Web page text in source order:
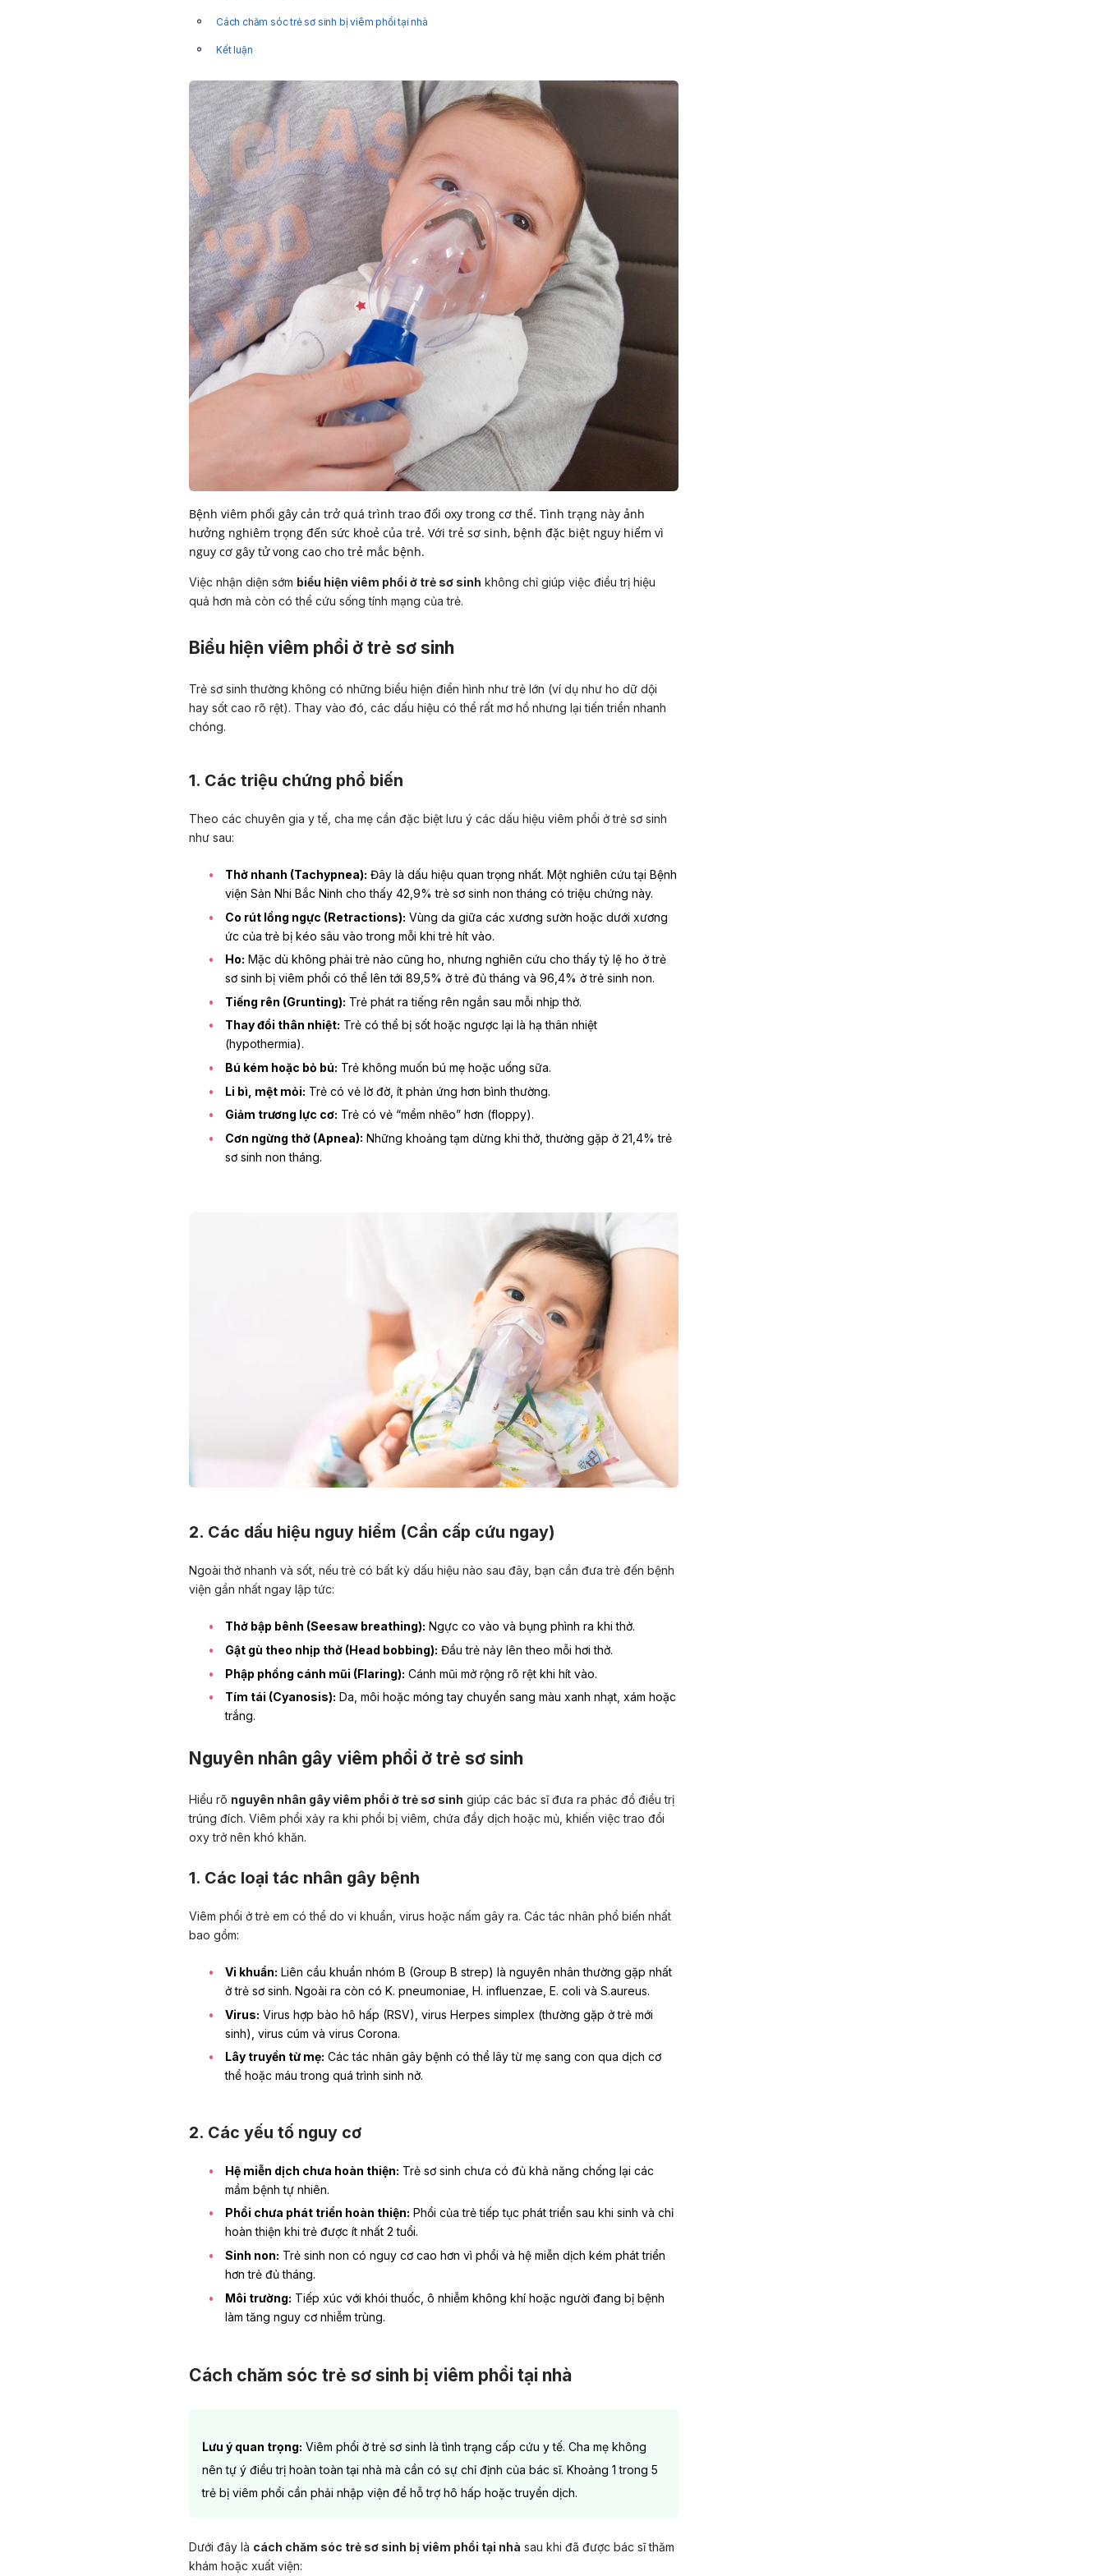
Cách chăm sóc trẻ sơ sinh bị viêm phổi tại nhà
Kết luận
Bệnh viêm phổi gây cản trở quá trình trao đổi oxy trong cơ thể. Tình trạng này ảnh
hưởng nghiêm trọng đến sức khoẻ của trẻ. Với trẻ sơ sinh, bệnh đặc biệt nguy hiểm vì
nguy cơ gây tử vong cao cho trẻ mắc bệnh.
Việc nhận diện sớm biểu hiện viêm phổi ở trẻ sơ sinh không chỉ giúp việc điều trị hiệu
quả hơn mà còn có thể cứu sống tính mạng của trẻ.
Biểu hiện viêm phổi ở trẻ sơ sinh
Trẻ sơ sinh thường không có những biểu hiện điển hình như trẻ lớn (ví dụ như ho dữ dội
hay sốt cao rõ rệt). Thay vào đó, các dấu hiệu có thể rất mơ hồ nhưng lại tiến triển nhanh
chóng.
1. Các triệu chứng phổ biến
Theo các chuyên gia y tế, cha mẹ cần đặc biệt lưu ý các dấu hiệu viêm phổi ở trẻ sơ sinh
như sau:
Thở nhanh (Tachypnea): Đây là dấu hiệu quan trọng nhất. Một nghiên cứu tại Bệnh
viện Sản Nhi Bắc Ninh cho thấy 42,9% trẻ sơ sinh non tháng có triệu chứng này.
Co rút lồng ngực (Retractions): Vùng da giữa các xương sườn hoặc dưới xương
ức của trẻ bị kéo sâu vào trong mỗi khi trẻ hít vào.
Ho: Mặc dù không phải trẻ nào cũng ho , nhưng nghiên cứu cho thấy tỷ lệ ho ở trẻ
sơ sinh bị viêm phổi có thể lên tới 89,5% ở trẻ đủ tháng và 96,4% ởtrẻ sinh non.
Tiếng rên (Grunting): Trẻ phát ra tiếng rên ngắn sau mỗi nhịp thở.
Thay đổi thân nhiệt: Trẻ có thể bị sốt hoặc ngược lại là hạ thân nhiệt
(hypothermia).
Bú kém hoặc bỏ bú: Trẻ không muốn bú mẹ hoặc uống sữa.
Li bì, mệt mỏi: Trẻ có vẻ lờ đờ, ít phản ứng hơn bình thường.
Giảm trương lực cơ: Trẻ có vẻ “mềm nhẽo” hơn (floppy).
Cơn ngừng thở (Apnea): Những khoảng tạm dừng khi thở, thường gặp ở 21,4% trẻ
sơ sinh non tháng.
2. Các dấu hiệu nguy hiểm (Cần cấp cứu ngay)
Ngoài thở nhanh và sốt, nếu trẻ có bất kỳ dấu hiệu nào sau đây, bạn cần đưa trẻ đến bệnh
viện gần nhất ngay lập tức:
Thở bập bênh (Seesaw breathing): Ngực co vào và bụng phình ra khi thở.
Gật gù theo nhịp thở (Head bobbing): Đầu trẻ nảy lên theo mỗi hơi thở.
Phập phồng cánh mũi (Flaring): Cánh mũi mở rộng rõ rệt khi hít vào.
Tím tái (Cyanosis): Da, môi hoặc móng tay chuyển sang màu xanh nhạt, xám hoặc
trắng.
Nguyên nhân gây viêm phổi ở trẻ sơ sinh
Hiểu rõ nguyên nhân gây viêm phổi ở trẻ sơ sinh giúp các bác sĩ đưa ra phác đồ điều trị
trúng đích. Viêm phổi xảy ra khi phổi bị viêm, chứa đầy dịch hoặc mủ, khiến việc trao đổi
oxy trở nên khó khăn.
1. Các loại tác nhân gây bệnh
Viêm phổi ở trẻ em có thể do vi khuẩn, virus hoặc nấm gây ra. Các tác nhân phổ biến nhất
bao gồm:
Vi khuẩn: Liên cầu khuẩn nhóm B (Group B strep) là nguyên nhân thường gặp nhất
ở trẻ sơ sinh. Ngoài ra còn có K. pneumoniae H. influenzae E. coli và S.aureus.
Virus: Virus hợp bào hô hấp (RSV), virus Herpes simplex (thường gặp ở trẻ mới
sinh), virus cúm và virus Corona.
Lây truyền từ mẹ: Các tác nhân gây bệnh có thể lây từ mẹ sang con qua dịch cơ
thể hoặc máu trong quá trình sinh nở.
2. Các yếu tố nguy cơ
Hệ miễn dịch chưa hoàn thiện: Trẻ sơ sinh chưa có đủ khả năng chống lại các
mầm bệnh tự nhiên.
Phổi chưa phát triển hoàn thiện: Phổi của trẻ tiếp tục phát triển sau khi sinh và chỉ
hoàn thiện khi trẻ được ít nhất 2 tuổi.
Sinh non: Trẻ sinh non có nguy cơ cao hơn vì phổi và hệ miễn dịch kém phát triển
hơn trẻ đủ tháng.
Môi trường: Tiếp xúc với khói thuốc, ô nhiễm không khí hoặc người đang bị bệnh
làm tăng nguy cơ nhiễm trùng.
Cách chăm sóc trẻ sơ sinh bị viêm phổi tại nhà
Lưu ý quan trọng: Viêm phổi ở trẻ sơ sinh là tình trạng cấp cứu y tế. Cha mẹ không
nên tự ý điều trị hoàn toàn tại nhà mà cần có sự chỉ định của bác sĩ. Khoảng 1 trong 5
trẻ bị viêm phổi cần phải nhập viện để hỗ trợ hô hấp hoặc truyền dịch.
Dưới đây là cách chăm sóc trẻ sơ sinh bị viêm phổi tại nhà sau khi đã được bác sĩ thăm
khám hoặc xuất viện: